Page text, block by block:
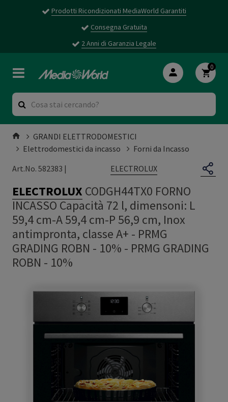
Prodotti Ricondizionati MediaWorld Garantiti
Consegna Gratuita
2 Anni di Garanzia Legale
0
GRANDI ELETTRODOMESTICI
Elettrodomestici da incasso
Forni da Incasso
Art.No. 582383 |
ELECTROLUX
ELECTROLUX CODGH44TX0 FORNO
INCASSO Capacità 72 l, dimensoni: L
59,4 cm-A 59,4 cm-P 56,9 cm, Inox
antimpronta, classe A+ - PRMG
GRADING ROBN - 10% - PRMG GRADING
ROBN - 10%